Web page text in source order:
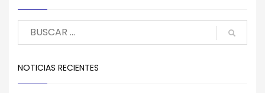
NOTICIAS RECIENTES